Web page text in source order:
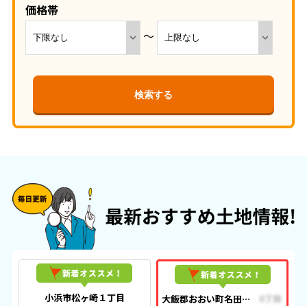
価格帯
～
小浜市松ヶ崎１丁目 大飯郡おおい町名田庄小倉畑